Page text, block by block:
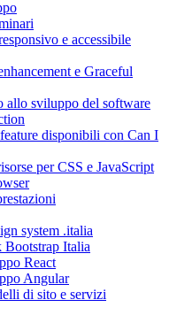
e accessibile
e Graceful
allo sviluppo del software
disponibili con Can I
per CSS e JavaScript
system .italia
Italia
React
Angular
di sito e servizi